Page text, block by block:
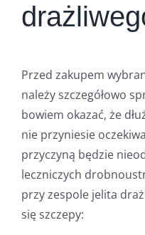
Przed zakupem
należy szczegółowo
bowiem okazać, że
nie przyniesie
przyczyną będzie
leczniczych
przy zespole jelita
się szczepy: